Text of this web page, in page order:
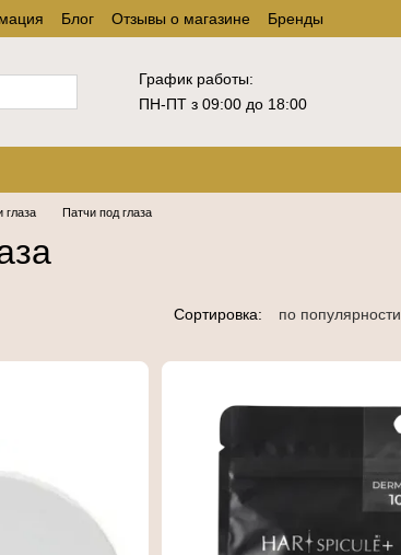
Блог Отзывы о магазине Бренды
График работы:
ПН-ПТ з 09:00 до 18:00
глаза Патчи под глаза
Сортировка: по популярности